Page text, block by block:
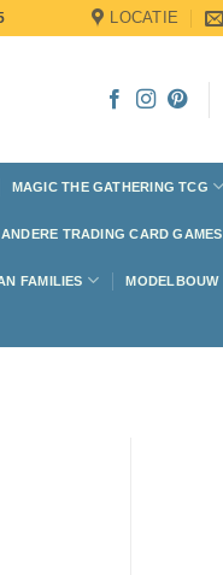
LOCATIE
MAGIC THE GATHERING TCG
ANDERE TRADING CARD GAMES
FAMILIES MODELBOUW